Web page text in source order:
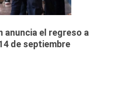
anuncia el regreso a
de septiembre